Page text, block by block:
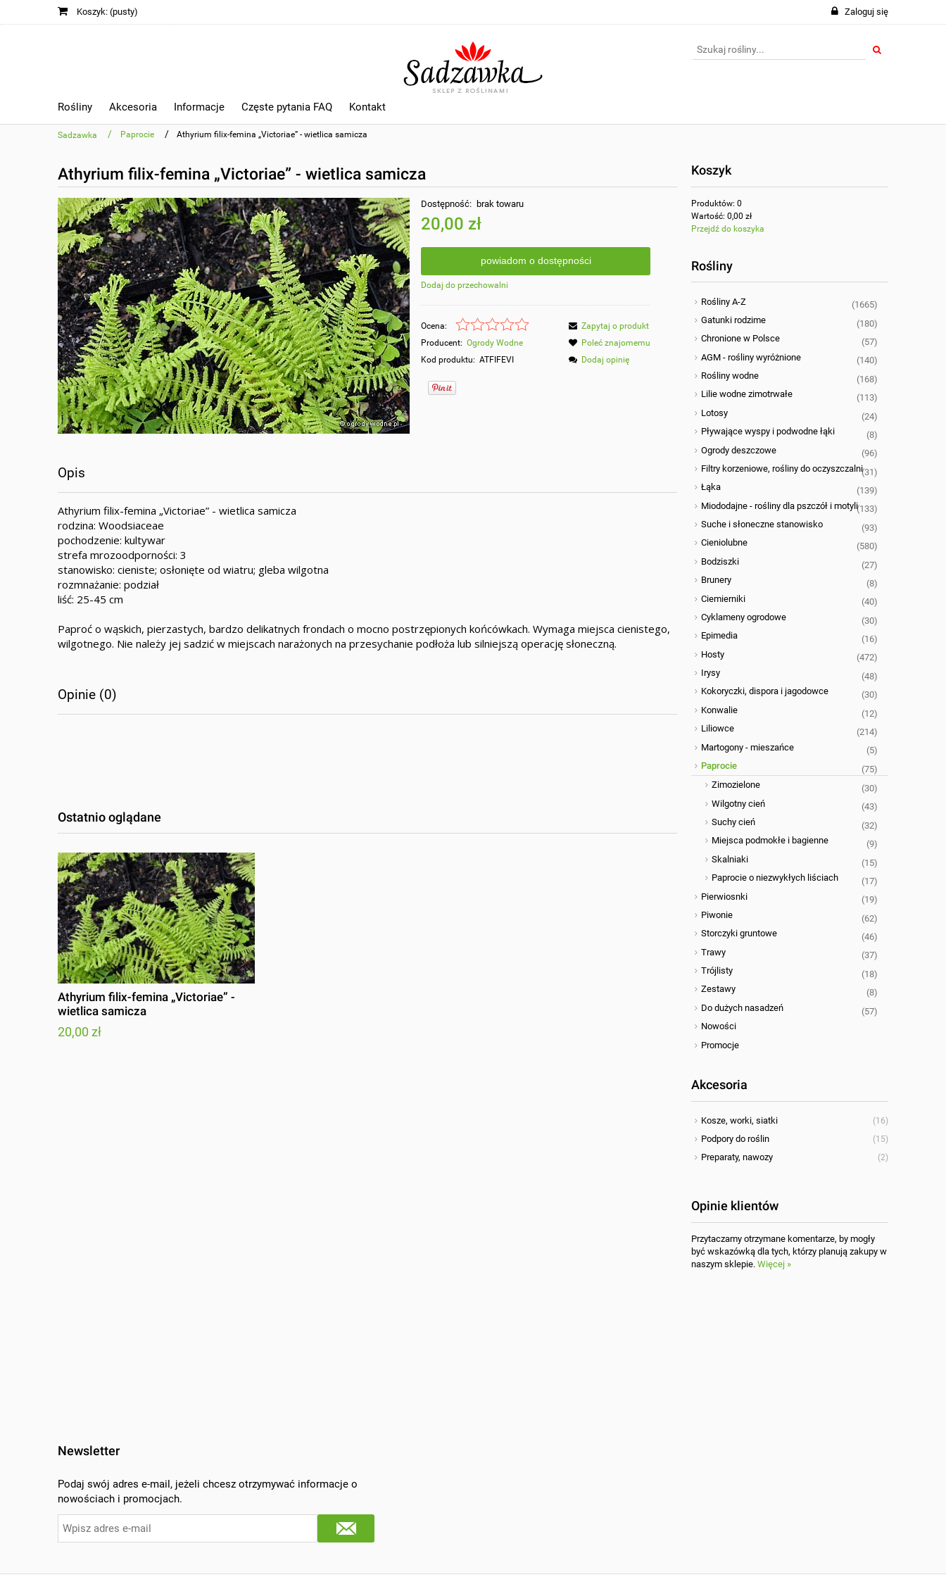
Zaloguj się
Koszyk: (pusty)
Rośliny Akcesoria Informacje Częste pytania FAQ Kontakt
Sadzawka / Paprocie / Athyrium filix-femina „Victoriae” - wietlica samicza
Athyrium filix-femina „Victoriae” - wietlica samicza
Dostępność: brak towaru
20,00 zł
powiadom o dostępności
Dodaj do przechowalni
Ocena:
Producent: Ogrody Wodne
Kod produktu: ATFIFEVI
Zapytaj o produkt
Poleć znajomemu
Dodaj opinię
Opis
Athyrium filix-femina „Victoriae” - wietlica samicza
rodzina: Woodsiaceae
pochodzenie: kultywar
strefa mrozoodporności: 3
stanowisko: cieniste; osłonięte od wiatru; gleba wilgotna
rozmnażanie: podział
liść: 25-45 cm
Paproć o wąskich, pierzastych, bardzo delikatnych frondach o mocno postrzępionych końcówkach. Wymaga miejsca cienistego,
wilgotnego. Nie należy jej sadzić w miejscach narażonych na przesychanie podłoża lub silniejszą operację słoneczną.
Opinie (0)
Ostatnio oglądane
Athyrium filix-femina „Victoriae” -
wietlica samicza
20,00 zł
Koszyk
Produktów: 0
Wartość: 0,00 zł
Przejdź do koszyka
Rośliny
Rośliny A-Z
(1665)
Gatunki rodzime
(180)
Chronione w Polsce
(57)
AGM - rośliny wyróżnione
(140)
Rośliny wodne
(168)
Lilie wodne zimotrwałe
(113)
Lotosy
(24)
Pływające wyspy i podwodne łąki
(8)
Ogrody deszczowe
(96)
Filtry korzeniowe, rośliny do oczyszczalni(31)
Łąka
(139)
Miododajne - rośliny dla pszczół i motyli(133)
Suche i słoneczne stanowisko
(93)
Cieniolubne
(580)
Bodziszki
(27)
Brunery
(8)
Ciemierniki
(40)
Cyklameny ogrodowe
(30)
Epimedia
(16)
Hosty
(472)
Irysy
(48)
Kokoryczki, dispora i jagodowce
(30)
Konwalie
(12)
Liliowce
(214)
Martogony - mieszańce
(5)
Paprocie
(75)
Zimozielone
(30)
Wilgotny cień
(43)
Suchy cień
(32)
Miejsca podmokłe i bagienne
(9)
Skalniaki
(15)
Paprocie o niezwykłych liściach
(17)
Pierwiosnki
(19)
Piwonie
(62)
Storczyki gruntowe
(46)
Trawy
(37)
Trójlisty
(18)
Zestawy
(8)
Do dużych nasadzeń
(57)
Nowości
Promocje
Akcesoria
Kosze, worki, siatki (16)
Podpory do roślin (15)
Preparaty, nawozy (2)
Opinie klientów
Przytaczamy otrzymane komentarze, by mogły
być wskazówką dla tych, którzy planują zakupy w
naszym sklepie. Więcej »
Newsletter
Podaj swój adres e-mail, jeżeli chcesz otrzymywać informacje o
nowościach i promocjach.